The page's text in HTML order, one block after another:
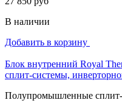
В наличии
Добавить в корзину
Блок внутренний Royal
сплит-системы,
Полупромышленные